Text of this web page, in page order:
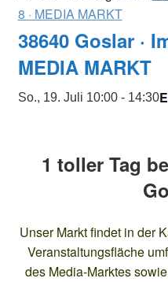
8 · MEDIA MARKT
38640 Goslar ·
MEDIA MARKT
So., 19. Juli 10:00- 14:30
1 toller Tag
Unser Markt findet in der
Veranstaltungsfläche
des Media-Marktes